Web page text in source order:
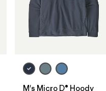
M's Micro D® Hoody